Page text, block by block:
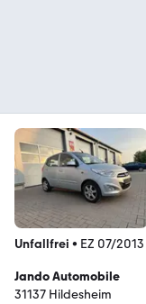
Unfallfrei • EZ 07/2013
Jando Automobile
31137 Hildesheim